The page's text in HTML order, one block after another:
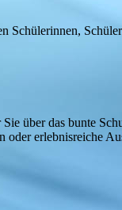
Schülerinnen,
über das bunte
oder erlebnisreiche